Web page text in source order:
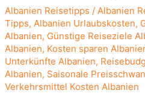
Albanien Reisetipps /Albanien
Tipps,Albanien Urlaubskosten,
Albanien, Günstige Reiseziele
Albanien, Kosten sparen
Unterkünfte Albanien,
Albanien, Saisonale
Verkehrsmittel Kosten Albanien